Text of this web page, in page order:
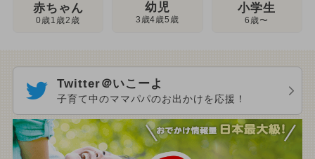
赤ちゃん
0歳1歳2歳
幼児
3歳4歳5歳
小学生
6歳〜
Twitter＠いこーよ
子育て中のママパパのお出かけを応援！